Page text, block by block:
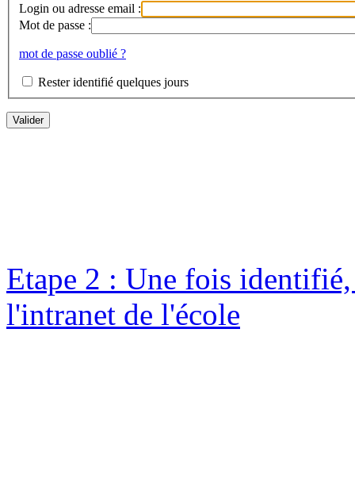
Login ou adresse email :
Mot de passe :
mot de passe oublié ?
Rester identifié quelques jours
Etape 2 : Une fois
l'intranet de l'école